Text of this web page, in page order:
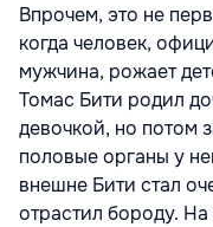
Впрочем, это не
когда человек,
мужчина, рожает
Томас Бити родил
девочкой, но потом
половые органы у
внешне Бити стал
отрастил бороду.